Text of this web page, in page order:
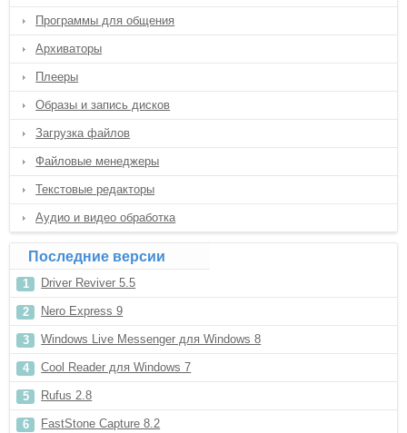
Программы для общения
Архиваторы
Плееры
Образы и запись дисков
Загрузка файлов
Файловые менеджеры
Текстовые редакторы
Аудио и видео обработка
Последние версии
Driver Reviver 5.5
Nero Express 9
Windows Live Messenger для Windows 8
Cool Reader для Windows 7
Rufus 2.8
FastStone Capture 8.2